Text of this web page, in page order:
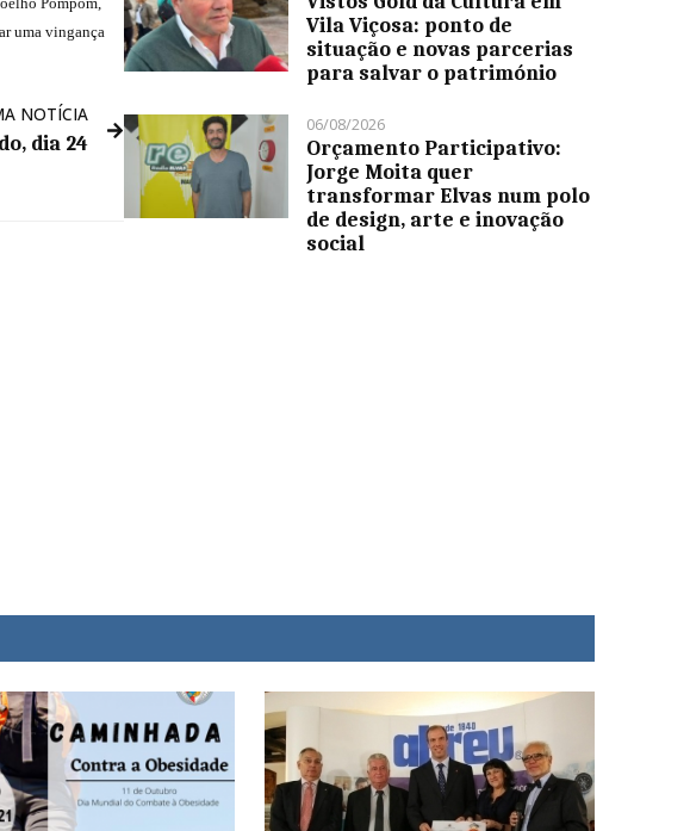
uma vingança
NOTÍCIA
dia 24
Vila Viçosa: ponto de
situação e novas parcerias
para salvar o património
06/08/2026
Orçamento Participativo:
Jorge Moita quer
transformar Elvas num polo
de design, arte e inovação
social